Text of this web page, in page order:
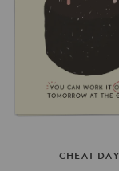
CHEAT DAY